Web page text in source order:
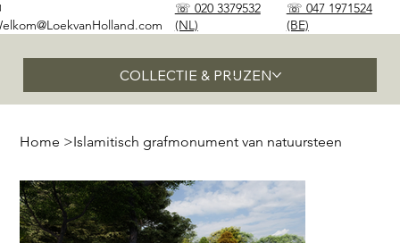
COLLECTIE & PRIJZEN
☏ 020 3379532
(NL)
☏ 047 1971524
(BE)
Home >Islamitisch grafmonument van natuursteen